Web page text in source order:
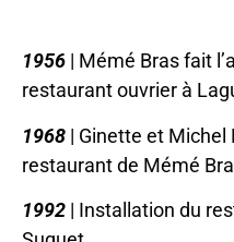
1956 | Mémé Bras fait
restaurant ouvrier à
1968 | Ginette et Michel
restaurant de Mémé
1992 | Installation du